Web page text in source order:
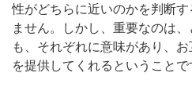
性がどちらに近いのかを判断
ません。しかし、重要なのは
も、それぞれに意味があり、
を提供してくれるということで